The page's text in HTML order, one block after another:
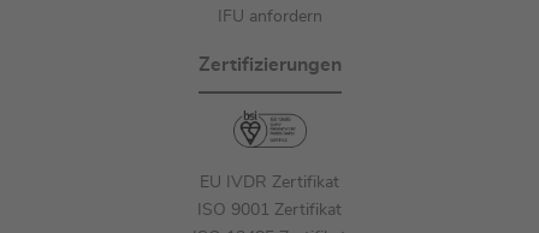
IFU anfordern
Zertifizierungen
EU IVDR Zertifikat
ISO 9001 Zertifikat